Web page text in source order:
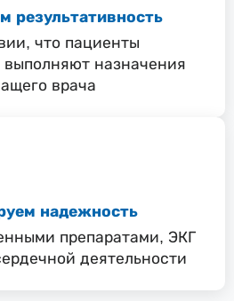
результативность
что пациенты
выполняют назначения
врача
надежность
препаратами, ЭКГ
деятельности